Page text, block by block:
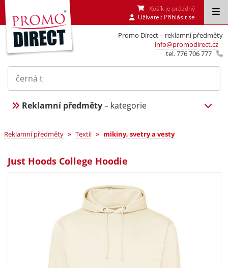
Promo Direct – reklamní předměty
info@promodirect.cz
tel. 776 706 777
Košík je prázdný
Uživatel: Přihlásit se
Reklamní předměty– kategorie
Reklamní předměty » Textil » mikiny, svetry a vesty
Just Hoods College Hoodie